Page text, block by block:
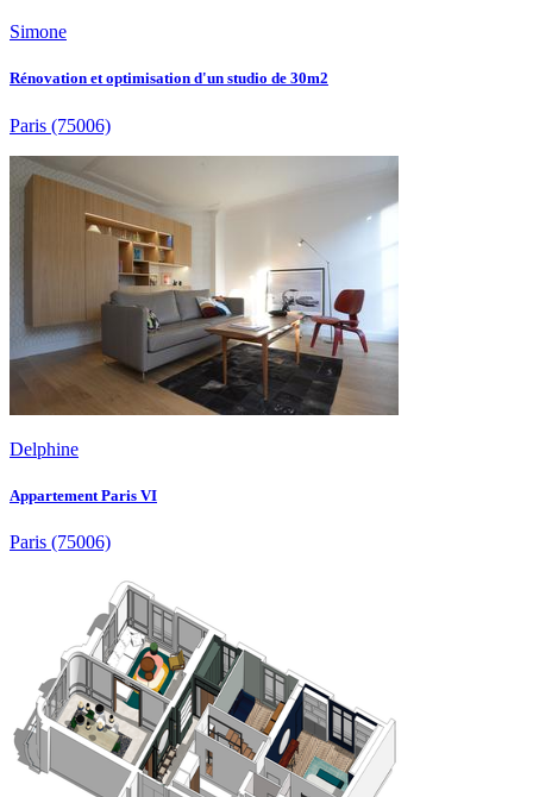
Simone
Rénovation et optimisation d'un studio de 30m2
Paris (75006)
Delphine
Appartement Paris VI
Paris (75006)